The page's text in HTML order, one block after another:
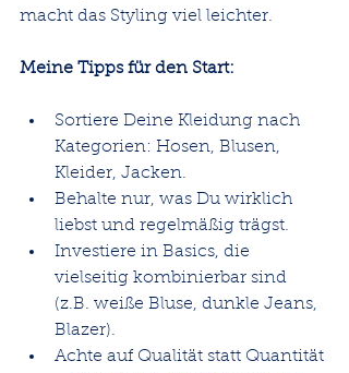
macht das Styling viel leichter.
Meine Tipps für den Start:
Sortiere Deine Kleidung nach
Kategorien: Hosen, Blusen,
Kleider, Jacken.
Behalte nur, was Du wirklich
liebst und regelmäßig trägst.
Investiere in Basics, die
vielseitig kombinierbar sind
(z.B. weiße Bluse, dunkle Jeans,
Blazer).
Achte auf Qualität statt Quantität